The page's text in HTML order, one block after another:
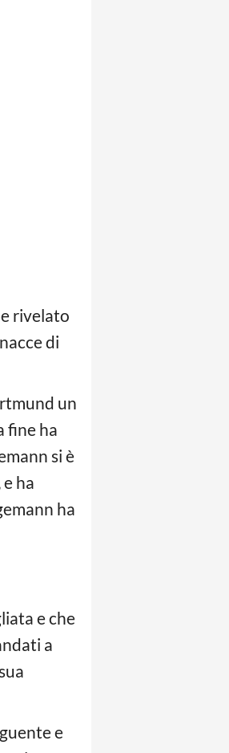
rivelato
di
un
fine ha
si è
ha
ha
e che
a
e